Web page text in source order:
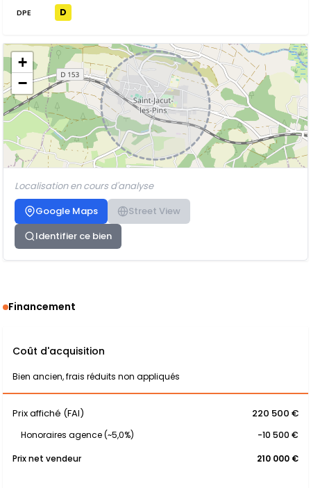
DPE D
+
−
Localisation en cours d'analyse
Google Maps
Street View
Identifier ce bien
Financement
Coût d'acquisition
Bien ancien, frais réduits non appliqués
Prix affiché (FAI) 220 500 €
Honoraires agence (~5,0%)
-10 500 €
Prix net vendeur
210 000 €